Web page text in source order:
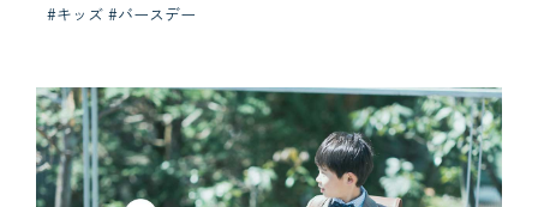
#キッズ #バースデー